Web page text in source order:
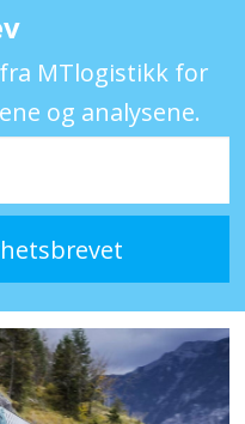
MTlogistikk for
og analysene.